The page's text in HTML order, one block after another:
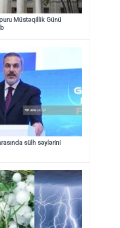
Müstəqillik Günü
sülh səylərini